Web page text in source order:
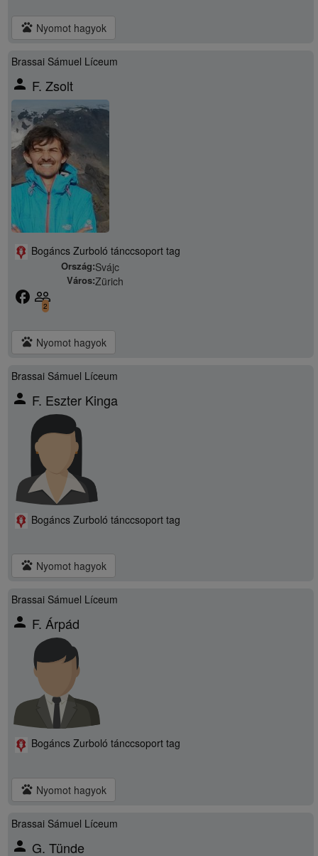
pets Nyomot hagyok
Brassai Sámuel Líceum
person F. Zsolt
Bogáncs Zurboló tánccsoport tag
Ország:Svájc
Város:Zürich
facebook people_outline
2
pets Nyomot hagyok
Brassai Sámuel Líceum
person F. Eszter Kinga
Bogáncs Zurboló tánccsoport tag
pets Nyomot hagyok
Brassai Sámuel Líceum
person F. Árpád
Bogáncs Zurboló tánccsoport tag
pets Nyomot hagyok
Brassai Sámuel Líceum
person G. Tünde